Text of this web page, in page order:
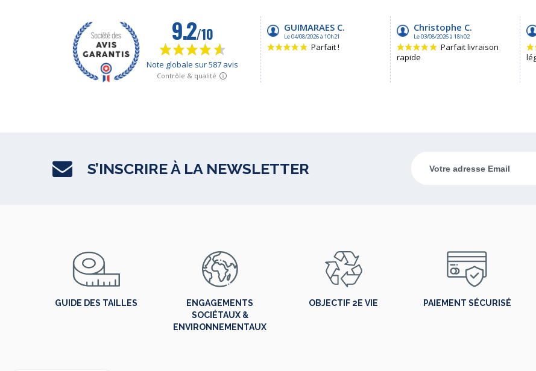
S’INSCRIRE À LA NEWSLETTER
GUIDE DES TAILLES
ENGAGEMENTS
SOCIÉTAUX &
ENVIRONNEMENTAUX
OBJECTIF 2E VIE PAIEMENT SÉCURISÉ